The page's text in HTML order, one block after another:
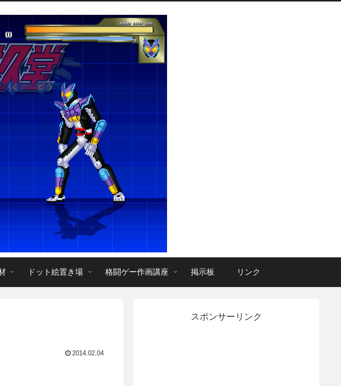
ドット絵置き場 格闘ゲー作画講座 掲示板 リンク
2014.02.04
スポンサーリンク